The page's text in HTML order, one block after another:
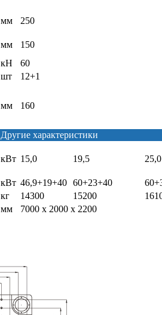
мм
250
мм
150
кН
60
шт
12+1
мм 160
Другие характеристики
кВт 15,0 19,5 25,0
кВт 46,9+19+40 60+23+40
кг 14300 15200
мм 7000 х 2000 х 2200